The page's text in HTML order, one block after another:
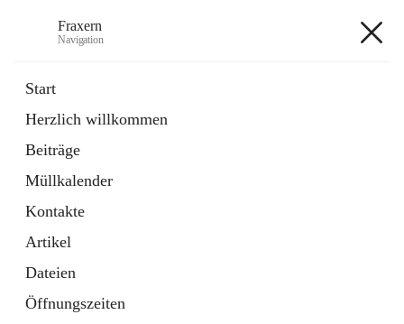
Fraxern
Navigation
Start
Herzlich willkommen
Beiträge
Müllkalender
Kontakte
Artikel
Dateien
Öffnungszeiten
Ordner
in
Tab
Formulare
Artikel
öffnet
in
neuem
Tab